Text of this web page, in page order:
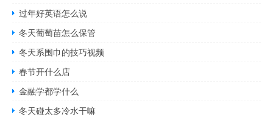
过年好英语怎么说
冬天葡萄苗怎么保管
冬天系围巾的技巧视频
春节开什么店
金融学都学什么
冬天碰太多冷水干嘛